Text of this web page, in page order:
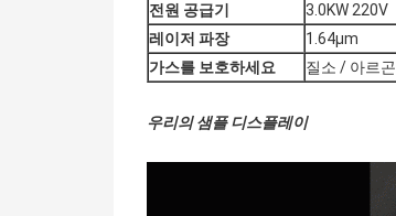
전원 공급기
3.0KW 220V
레이저 파장
1.64μm
가스를 보호하세요
질소 / 아르곤
우리의 샘플 디스플레이